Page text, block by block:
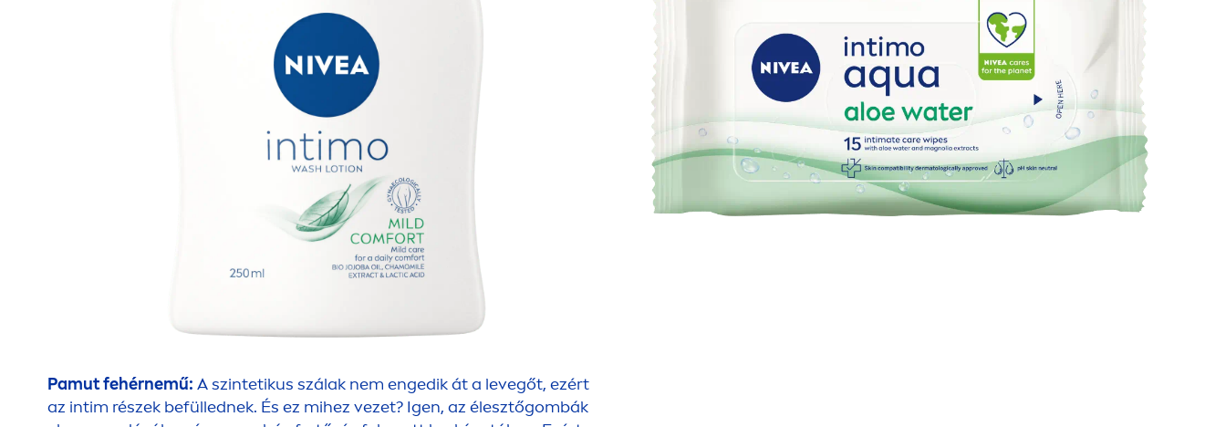
Pamut fehérnemű: A szintetikus szálak nem engedik át a levegőt, ezért
az intim részek befüllednek. És ez mihez vezet? Igen, az élesztőgombák